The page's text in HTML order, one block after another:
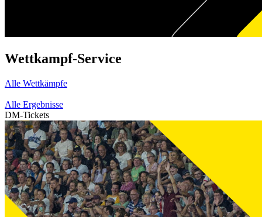
Wettkampf-Service
Alle Wettkämpfe
Alle Ergebnisse
DM-Tickets